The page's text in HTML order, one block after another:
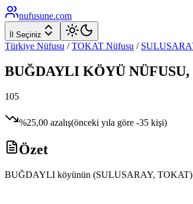
nufusune.com
İl Seçiniz
Türkiye Nüfusu / TOKAT Nüfusu /
BUĞDAYLI KÖYÜ NÜFUSU,
105
%25,00 azalış(önceki yıla göre -35 kişi)
Özet
BUĞDAYLI köyünün (SULUSARAY, TOKAT)